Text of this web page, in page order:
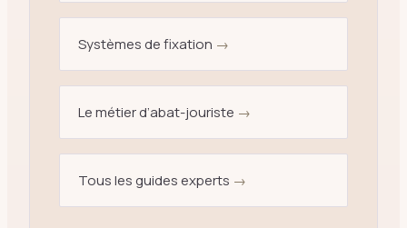
Systèmes de fixation →
Le métier d’abat-jouriste →
Tous les guides experts →